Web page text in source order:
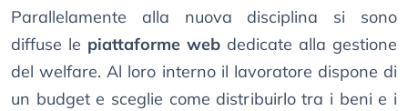
Parallelamente alla nuova disciplina si sono
diffuse le piattaforme web dedicate alla gestione
del welfare. Al loro interno il lavoratore dispone di
un budget e sceglie come distribuirlo tra i beni e i